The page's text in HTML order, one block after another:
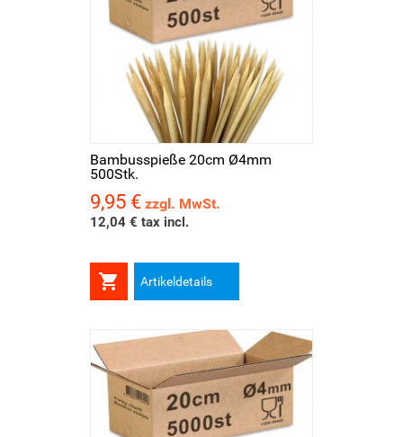
Bambusspieße 20cm Ø4mm
500Stk.
Preis
9,95 € zzgl. MwSt.
12,04 € tax incl.
 Artikeldetails